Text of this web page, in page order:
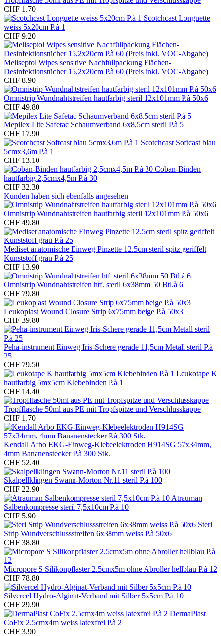
CHF 1.70
Scotchcast Longuette
weiss 5x20cm P.à 1
CHF 9.20
Meliseptol Wipes sensitive Nachfüllpackung Flächen-
Desinfektionstücher 15,2x20cm P.à 60 (Preis inkl. VOC-Abgabe)
CHF 8.90
Omnistrip Wundnahtstreifen hautfarbig steril 12x101mm P.à 50x6
CHF 49.80
Mepilex Lite Safetac Schaumverband 6x8,5cm steril P.à 5
CHF 17.90
Scotchcast Softcast blau
5cmx3,6m P.à 1
CHF 13.10
Coban-Binden
hautfarbig 2,5cmx4,5m P.à 30
CHF 32.30
Kunden haben sich ebenfalls angesehen
Omnistrip Wundnahtstreifen hautfarbig steril 12x101mm P.à 50x6
CHF 49.80
Mediset anatomische Einweg Pinzette 12.5cm steril spitz geriffelt
Kunststoff grau P.à 25
CHF 13.90
Omnistrip Wundnahtstreifen htf. steril 6x38mm 50 Btl.à 6
CHF 79.80
Leukoplast Wound Closure Strip 6x75mm beige P.à 50x3
CHF 39.80
Peha-instrument Einweg Iris-Schere gerade 11,5cm Metall steril P.à
25
CHF 79.50
Leukotape K
hautfarbig 5mx5cm Klebebinden P.à 1
CHF 14.40
Tropfflasche 50ml aus PE mit Tropfspitze und Verschlusskappe
CHF 1.70
Kendall Arbo EKG-Einweg-Klebeelektroden H914SG 57x34mm,
4mm Bananenstecker P.à 300 Stk.
CHF 52.40
Skalpellklingen Swann-Morton Nr.11 steril P.à 100
CHF 22.90
Atrauman
Salbenkompresse steril 7,5x10cm P.à 10
CHF 5.90
Steri
Strip Wundverschlussstreifen 6x38mm weiss P.à 50x6
CHF 38.80
Micropore S Silikonpflaster 2.5cmx5m ohne Abroller hellblau P.à 12
CHF 78.80
Silvercel Hydro-Alginat-Verband mit Silber 5x5cm P.à 10
CHF 29.90
DermaPlast
CoFix 2.5cmx4m weiss latexfrei P.à 2
CHF 3.90